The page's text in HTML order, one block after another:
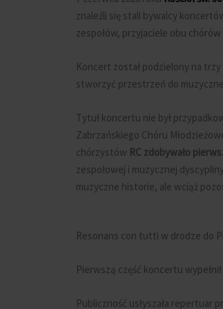
znaleźli się stali bywalcy
zespołów, przyjaciele obu
Koncert został podzielony na
stworzyć przestrzeń do
Tytuł koncertu nie był
Zabrzańskiego Chóru
chórzystów RC zdobywało
zespołowej i muzycznej
muzyczne historie, ale wciąż
Resonans con tutti w drodze do
Pierwszą część koncertu
Publiczność usłyszała repertuar